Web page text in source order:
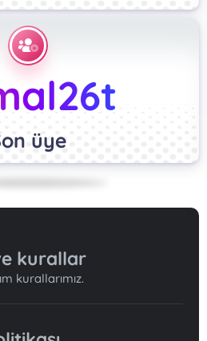
üye
kurallar
kurallarımız.